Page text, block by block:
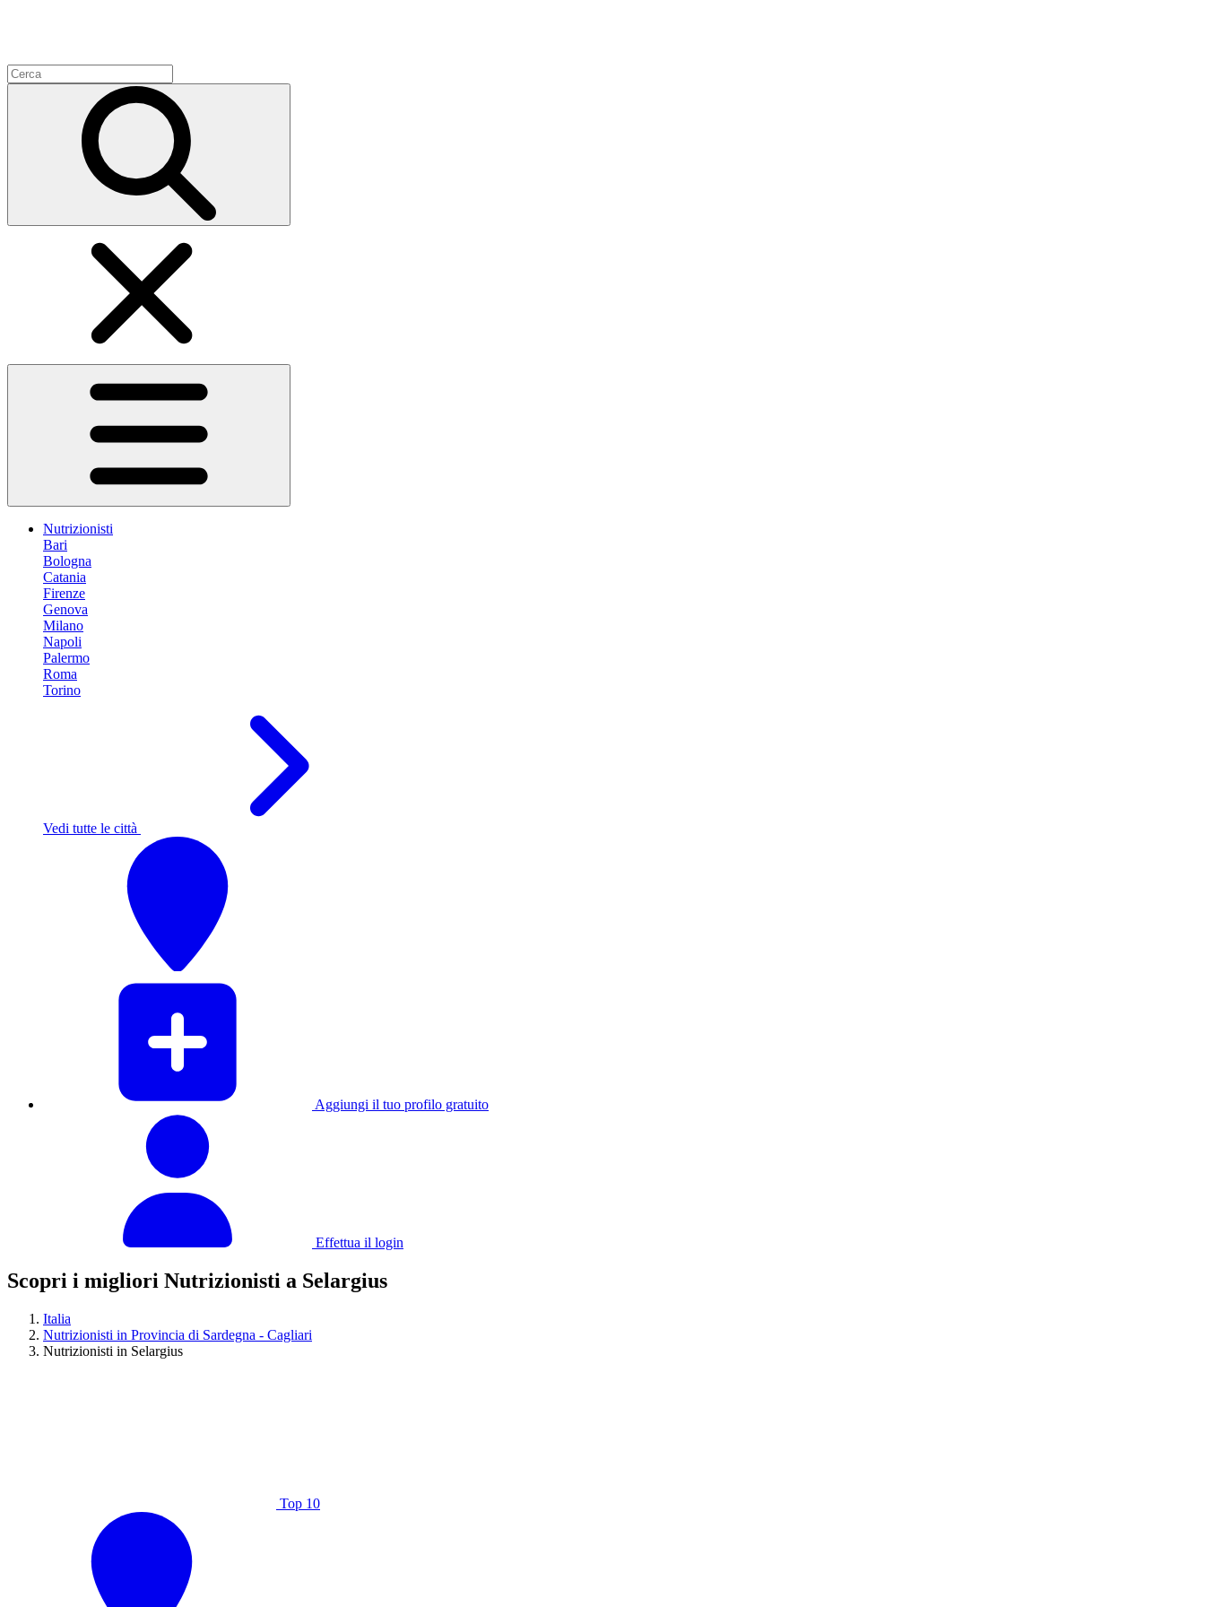
Nutrizionisti
Bari
Bologna
Catania
Firenze
Genova
Milano
Napoli
Palermo
Roma
Torino
Vedi tutte le città
Aggiungi il tuo profilo gratuito
Effettua il login
Scopri i migliori Nutrizionisti a Selargius
Italia
Nutrizionisti in Provincia di Sardegna - Cagliari
Nutrizionisti in Selargius
Top 10